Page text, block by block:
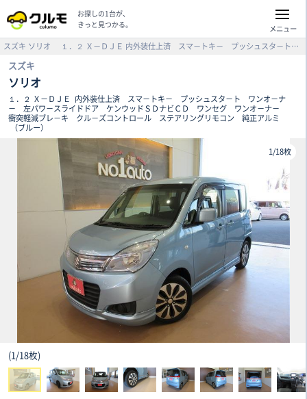
お探しの1台が、
きっと見つかる。
メニュー
スズキ ソリオ １．２ Ｘ－ＤＪＥ 内外装仕上済 スマ－トキ－ プッシュスタ－ト ワンオ－ナ－ 左パワ－スライドドア ケンウッドＳＤナビＣＤ ワンセグ ワンオ－ナ－ 衝突軽減ブレ－キ クル－ズコントロール ステアリングリモコン 純正アルミ （ブルー）
スズキ
ソリオ
１．２ Ｘ－ＤＪＥ 内外装仕上済 スマ－トキ－ プッシュスタ－ト ワンオ－ナ
－ 左パワ－スライドドア ケンウッドＳＤナビＣＤ ワンセグ ワンオ－ナ－
衝突軽減ブレ－キ クル－ズコントロール ステアリングリモコン 純正アルミ
（ブルー）
1/18枚
(1/18枚)